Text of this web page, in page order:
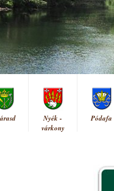
Nyék -
várkony
Pódafa